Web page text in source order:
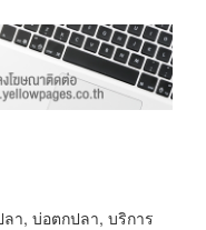
า, บ่อตกปลา, บริการ